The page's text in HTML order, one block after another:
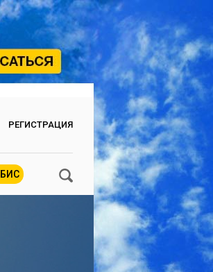
РЕГИСТРАЦИЯ